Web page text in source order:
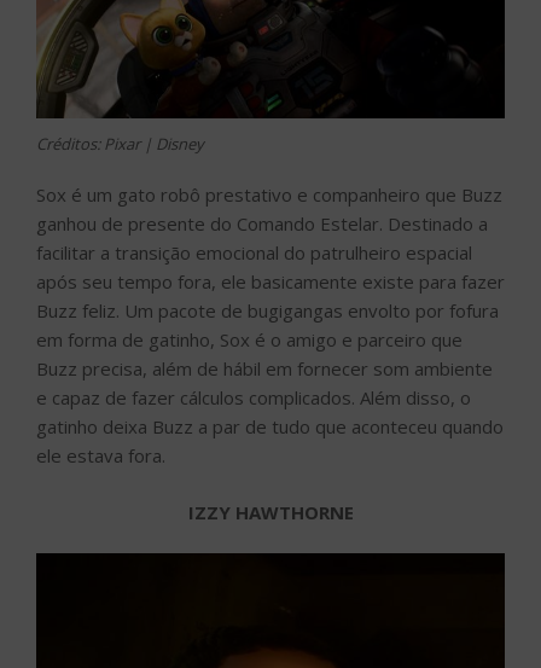
Créditos: Pixar | Disney
Sox é um gato robô prestativo e companheiro que Buzz
ganhou de presente do Comando Estelar. Destinado a
facilitar a transição emocional do patrulheiro espacial
após seu tempo fora, ele basicamente existe para fazer
Buzz feliz. Um pacote de bugigangas envolto por fofura
em forma de gatinho, Sox é o amigo e parceiro que
Buzz precisa, além de hábil em fornecer som ambiente
e capaz de fazer cálculos complicados. Além disso, o
gatinho deixa Buzz a par de tudo que aconteceu quando
ele estava fora.
IZZY HAWTHORNE